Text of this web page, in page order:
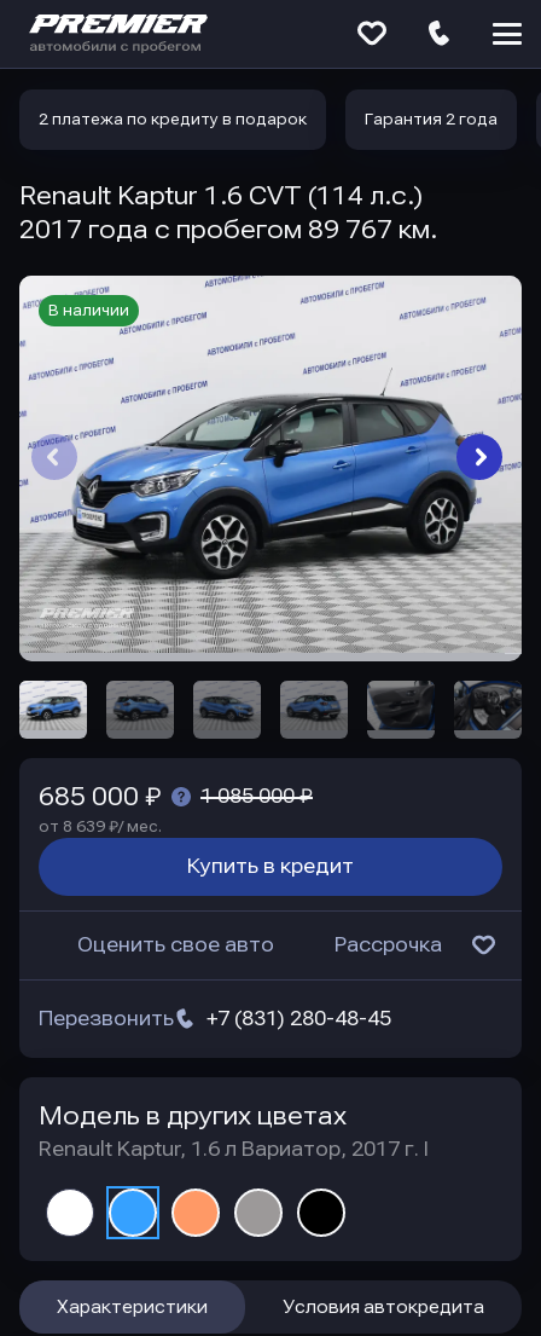
2 платежа по кредиту в подарок Гарантия 2 года
Renault Kaptur 1.6 CVT (114 л.с.)
2017 года с пробегом 89 767 км.
В наличии
685 000 ₽ 1 085 000 ₽
от 8 639 ₽/ мес.
Купить в кредит
Оценить свое авто Рассрочка
+7 (831) 280-48-45
Перезвонить
Модель в других цветах
Renault Kaptur, 1.6 л Вариатор, 2017 г. I
Характеристики Условия автокредита